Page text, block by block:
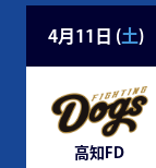
4月11日 (土)
高知FD